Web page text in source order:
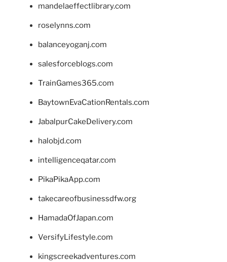
mandelaeffectlibrary.com
roselynns.com
balanceyoganj.com
salesforceblogs.com
TrainGames365.com
BaytownEvaCationRentals.com
JabalpurCakeDelivery.com
halobjd.com
intelligenceqatar.com
PikaPikaApp.com
takecareofbusinessdfw.org
HamadaOfJapan.com
VersifyLifestyle.com
kingscreekadventures.com